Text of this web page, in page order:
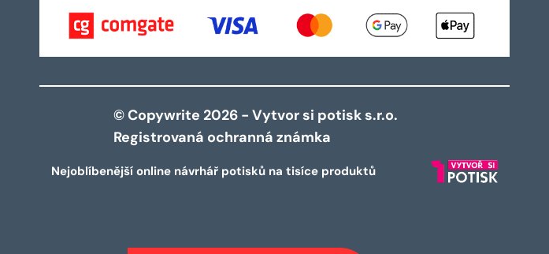
© Copywrite 2026 - Vytvor si potisk s.r.o.
Registrovaná ochranná známka
Nejoblíbenější online návrhář potisků na tisíce produktů